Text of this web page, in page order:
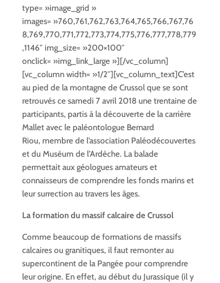
type= »image_grid »
images= »760,761,762,763,764,765,766,767,76
8,769,770,771,772,773,774,775,776,777,778,779
,1146″ img_size= »200×100″
onclick= »img_link_large »][/vc_column]
[vc_column width= »1/2″][vc_column_text]C’est
au pied de la montagne de Crussol que se sont
retrouvés ce samedi 7 avril 2018 une trentaine de
participants, partis à la découverte de la carrière
Mallet avec le paléontologue Bernard
Riou, membre de l’association Paléodécouvertes
et du Muséum de l’Ardèche. La balade
permettait aux géologues amateurs et
connaisseurs de comprendre les fonds marins et
leur surrection au travers les âges.
La formation du massif calcaire de Crussol
Comme beaucoup de formations de massifs
calcaires ou granitiques, il faut remonter au
supercontinent de la Pangée pour comprendre
leur origine. En effet, au début du Jurassique (il y